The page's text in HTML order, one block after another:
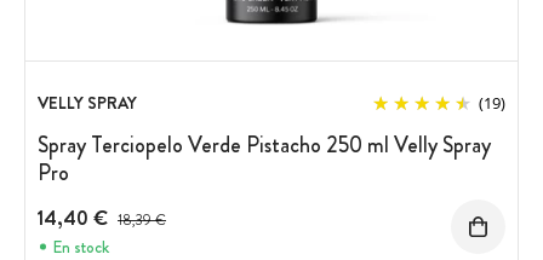
VELLY SPRAY (19)
Spray Terciopelo Verde Pistacho 250 ml Velly Spray
Pro
14,40 € Precio antes del descuento
18,39 €
En stock